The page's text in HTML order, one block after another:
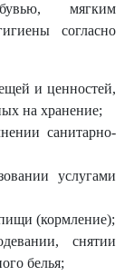
мягким
согласно
и ценностей,
на хранение;
санитарно-
услугами
(кормление);
снятии
белья;